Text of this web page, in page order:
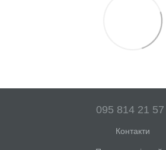
095 814 21 57
Контакти